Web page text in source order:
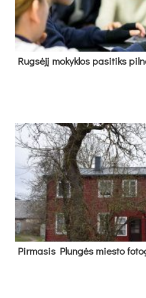
Rug­sė­jį mo­kyk­los pa­si­tiks
Pir­ma­sis Plun­gės mies­to